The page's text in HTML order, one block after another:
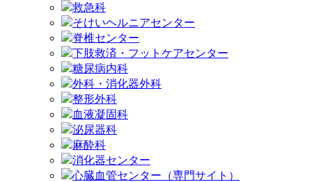
救急科
そけいヘルニアセンター
脊椎センター
下肢救済・フットケアセンター
糖尿病内科
外科・消化器外科
整形外科
血液凝固科
泌尿器科
麻酔科
消化器センター
心臓血管センター（専門サイト）